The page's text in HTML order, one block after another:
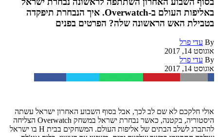
באליפות העולם ב-Overwatch. איך הנבחרת תיפקדה
בטבילת האש הראשונה שלה? הפרטים בפנים
By עדי פרל
אוגוסט 14, 2017
By עדי פרל
אוגוסט 14, 2017
אולי חלקכם לא שם לב לכך, אבל בסוף השבוע האחרון ישראל עשתה
היסטוריה, בקטנה, כאשר נבחרת ישראל במשחק Overwatch הצליחה
להתברג לשלב הבתים של אליפות העולם. המשחקים בבית H בו ישראל